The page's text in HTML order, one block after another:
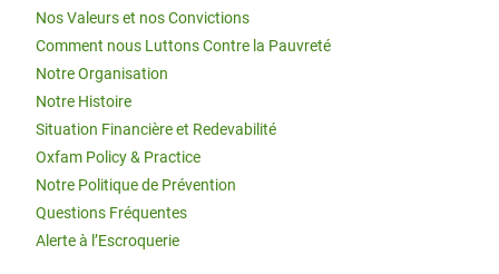
Nos Valeurs et nos Convictions
Comment nous Luttons Contre la Pauvreté
Notre Organisation
Notre Histoire
Situation Financière et Redevabilité
Oxfam Policy & Practice
Notre Politique de Prévention
Questions Fréquentes
Alerte à l’Escroquerie